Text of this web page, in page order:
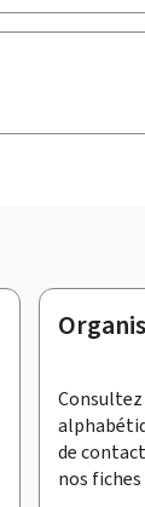
Consultez
de
nos